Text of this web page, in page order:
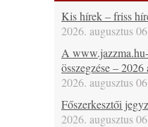
Kis hírek – friss
2026. augusztus
A
összegzése – 2026
2026. augusztus
Főszerkesztői
2026. augusztus